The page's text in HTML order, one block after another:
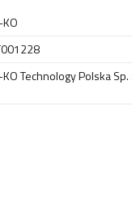
KO
KO Technology Polska Sp.